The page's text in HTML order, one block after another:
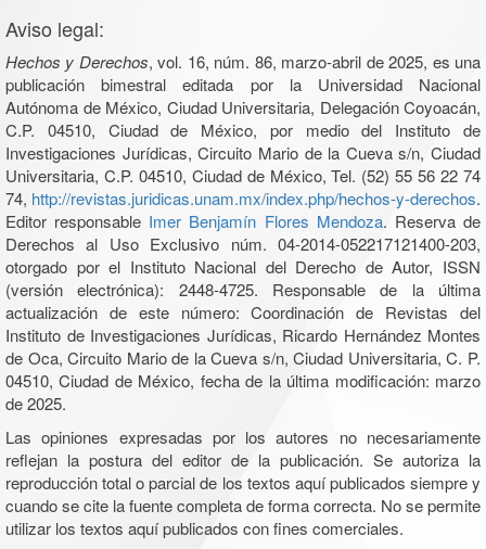
Aviso legal:
Hechos y Derechos, vol. 16, núm. 86, marzo-abril de 2025, es una
publicación bimestral editada por la Universidad Nacional
Autónoma de México, Ciudad Universitaria, Delegación Coyoacán,
C.P. 04510, Ciudad de México, por medio del Instituto de
Investigaciones Jurídicas, Circuito Mario de la Cueva s/n, Ciudad
Universitaria, C.P. 04510, Ciudad de México, Tel. (52) 55 56 22 74
74, http://revistas.juridicas.unam.mx/index.php/hechos-y-derechos.
Editor responsable Imer Benjamín Flores Mendoza. Reserva de
Derechos al Uso Exclusivo núm. 04-2014-052217121400-203,
otorgado por el Instituto Nacional del Derecho de Autor, ISSN
(versión electrónica): 2448-4725. Responsable de la última
actualización de este número: Coordinación de Revistas del
Instituto de Investigaciones Jurídicas, Ricardo Hernández Montes
de Oca, Circuito Mario de la Cueva s/n, Ciudad Universitaria, C. P.
04510, Ciudad de México, fecha de la última modificación: marzo
de 2025.
Las opiniones expresadas por los autores no necesariamente
reflejan la postura del editor de la publicación. Se autoriza la
reproducción total o parcial de los textos aquí publicados siempre y
cuando se cite la fuente completa de forma correcta. No se permite
utilizar los textos aquí publicados con fines comerciales.